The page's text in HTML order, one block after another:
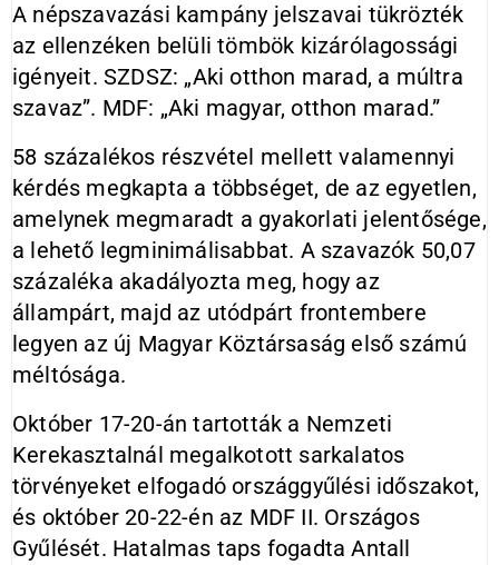
A népszavazási kampány jelszavai tükrözték
az ellenzéken belüli tömbök kizárólagossági
igényeit. SZDSZ: „Aki otthon marad, a múltra
szavaz”. MDF: „Aki magyar, otthon marad.”
58 százalékos részvétel mellett valamennyi
kérdés megkapta a többséget, de az egyetlen,
amelynek megmaradt a gyakorlati jelentősége,
a lehető legminimálisabbat. A szavazók 50,07
százaléka akadályozta meg, hogy az
állampárt, majd az utódpárt frontembere
legyen az új Magyar Köztársaság első számú
méltósága.
Október 17-20-án tartották a Nemzeti
Kerekasztalnál megalkotott sarkalatos
törvényeket elfogadó országgyűlési időszakot,
és október 20-22-én az MDF II. Országos
Gyűlését. Hatalmas taps fogadta Antall